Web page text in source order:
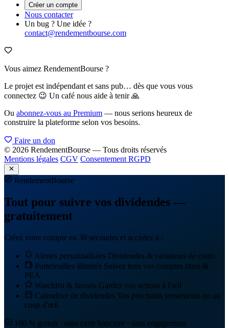
Créer un compte
Nous contacter
Un bug ? Une idée ?
contact@rendementbourse.com
Vous aimez RendementBourse ?
Le projet est indépendant et sans pub… dès que vous vous
connectez 😉 Un café nous aide à tenir 🙏
Ou abonnez-vous au Premium — nous serions heureux de
construire la plateforme selon vos besoins.
Faire un don
© 2026 RendementBourse — Tous droits réservés
Mentions légales CGV Consentement RGPD
RendementBourse
Tout pour suivre vos dividendes —
gratuitement
Créez votre compte en 30 secondes et accédez à :
Alertes personnalisées Dividendes & variations de cours
Portefeuilles illimités Suivez tous vos comptes titres &
PEA
Watchlist & favoris Gardez vos actions à l'œil
Calendrier de dividendes Vos prochains versements en un
coup d'œil
100 % gratuit · sans carte bancaire · sans engagement